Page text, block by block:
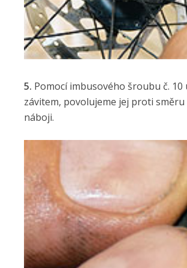
5. Pomocí imbusového šroubu č.
závitem, povolujeme jej proti
náboji.